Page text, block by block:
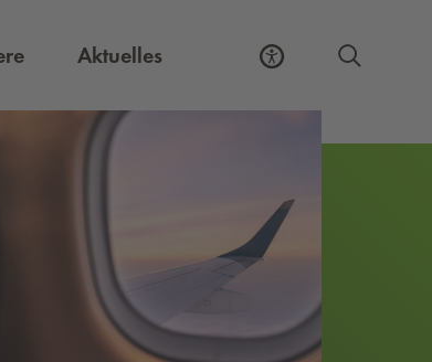
Externer Link, öffnet eine neue
Aktuelles